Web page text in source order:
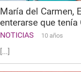
María del Carmen,
enterarse que tenía
NOTICIAS 10 años
[...]